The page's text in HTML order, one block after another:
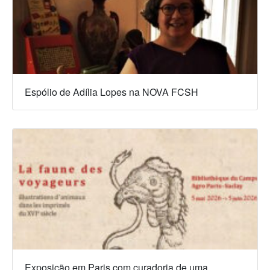
Espólio de Adília Lopes na NOVA FCSH